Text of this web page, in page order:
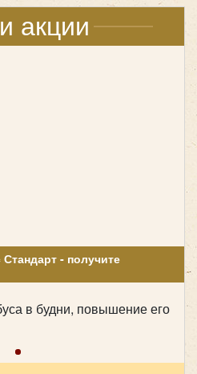
акции
- получите
в будни, повышение его
Starex H1